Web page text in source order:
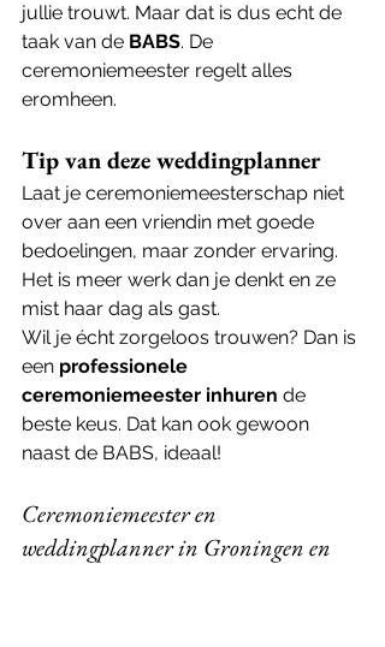
jullie trouwt. Maar dat is dus echt de
taak van de BABS. De
ceremoniemeester regelt alles
eromheen.
Tip van deze weddingplanner
Laat je ceremoniemeesterschap niet
over aan een vriendin met goede
bedoelingen, maar zonder ervaring.
Het is meer werk dan je denkt en ze
mist haar dag als gast.
Wil je écht zorgeloos trouwen? Dan is
een professionele
ceremoniemeester inhuren de
beste keus. Dat kan ook gewoon
naast de BABS, ideaal!
Ceremoniemeester en
weddingplanner in Groningen en